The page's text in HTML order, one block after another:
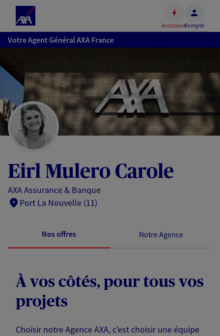
Accéder
au
Accéder
au
pied
de
page
AssistanceCompte
Votre Agent Général AXA France
Eirl Mulero Carole
AXA Assurance & Banque
Port La Nouvelle (11)
Nos offres Notre Agence
À vos côtés, pour tous vos
projets
Choisir notre Agence AXA, c’est choisir une équipe